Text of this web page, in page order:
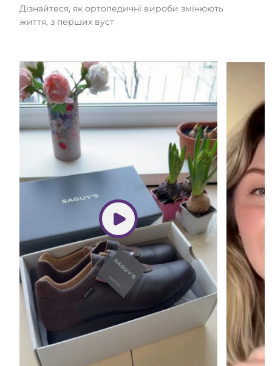
Дізнайтеся, як ортопедичні вироби змінюють
життя, з перших вуст